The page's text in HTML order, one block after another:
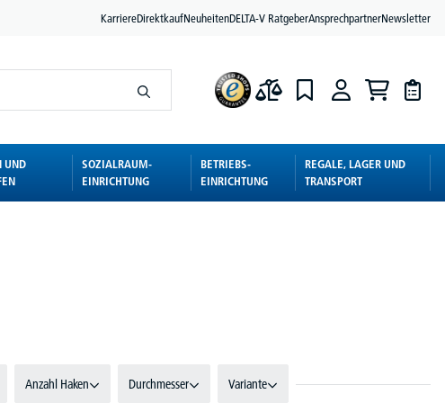
KarriereDirektkaufNeuheitenDELTA-V RatgeberAnsprechpartnerNewsletter
UND
SOZIALRAUM-
EINRICHTUNG
BETRIEBS-
EINRICHTUNG
REGALE, LAGER UND
TRANSPORT
Anzahl Haken Durchmesser Variante